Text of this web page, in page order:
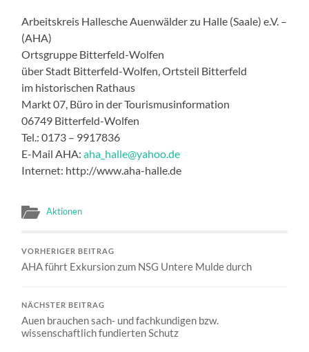
Arbeitskreis Hallesche Auenwälder zu Halle (Saale) e.V. –
(AHA)
Ortsgruppe Bitterfeld-Wolfen
über Stadt Bitterfeld-Wolfen, Ortsteil Bitterfeld
im historischen Rathaus
Markt 07, Büro in der Tourismusinformation
06749 Bitterfeld-Wolfen
Tel.: 0173 – 9917836
E-Mail AHA:aha_halle@yahoo.de
Internet: http://www.aha-halle.de
Aktionen
VORHERIGER BEITRAG
AHA führt Exkursion zum NSG Untere Mulde durch
NÄCHSTER BEITRAG
Auen brauchen sach- und fachkundigen bzw.
wissenschaftlich fundierten Schutz